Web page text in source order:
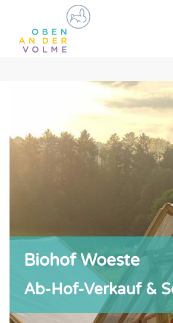
Biohof Woeste
Ab-Hof-Verkauf &